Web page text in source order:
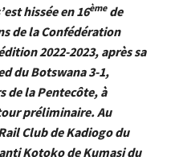
hissée en 16èmede
de la Confédération
2022-2023, après sa
du Botswana 3-1,
de la Pentecôte, à
préliminaire. Au
Club de Kadiogo du
Kotoko de Kumasi du